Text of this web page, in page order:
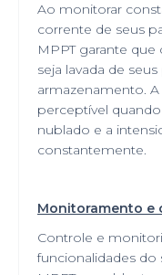
Ao monitorar
corrente de seus
MPPT garante
seja lavada de
armazenamento.
perceptível
nublado e a
constantemente.
Monitoramento e
Controle e
funcionalidades do